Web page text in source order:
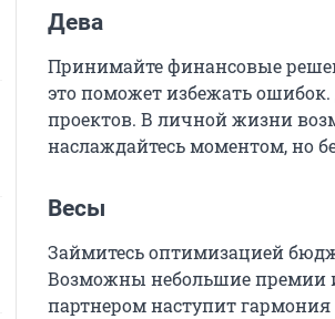
Дева
Принимайте финансовые
это поможет избежать
проектов. В личной жизни
наслаждайтесь моментом, но
Весы
Займитесь оптимизацией
Возможны небольшие премии
партнером наступит